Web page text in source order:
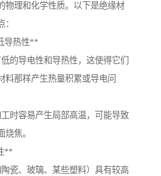
物理和化学性质。以下是绝缘材
导热性**
的导电性和导热性，这使得它们
料那样产生热量积累或导电问
时容易产生局部高温，可能导致
焦。
**
瓷、玻璃、某些塑料）具有较高